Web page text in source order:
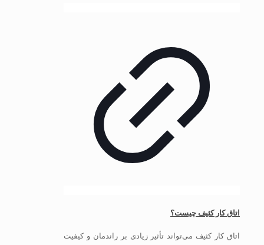
اتاق کار کثیف چیست؟
اتاق کار کثیف می‌تواند تأثیر زیادی بر راندمان و کیفیت